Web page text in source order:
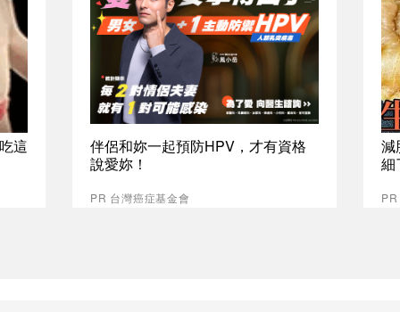
這
伴侶和妳一起預防HPV，才有資格
說愛妳！
PR 台灣癌症基金會
減
細